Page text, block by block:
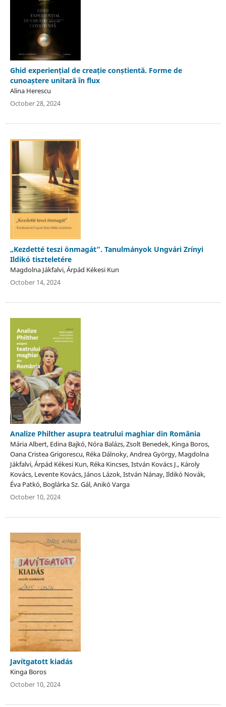
Ghid experiențial de creație conștientă. Forme de
cunoaștere unitară în flux
Alina Herescu
October 28, 2024
„Kezdetté teszi önmagát”. Tanulmányok Ungvári Zrínyi
Ildikó tiszteletére
Magdolna Jákfalvi, Árpád Kékesi Kun
October 14, 2024
Analize Philther asupra teatrului maghiar din România
Mária Albert, Edina Bajkó, Nóra Balázs, Zsolt Benedek, Kinga Boros,
Oana Cristea Grigorescu, Réka Dálnoky, Andrea György, Magdolna
Jákfalvi, Árpád Kékesi Kun, Réka Kincses, István Kovács J., Károly
Kovács, Levente Kovács, János Lázok, István Nánay, Ildikó Novák,
Éva Patkó, Boglárka Sz. Gál, Anikó Varga
October 10, 2024
Javítgatott kiadás
Kinga Boros
October 10, 2024